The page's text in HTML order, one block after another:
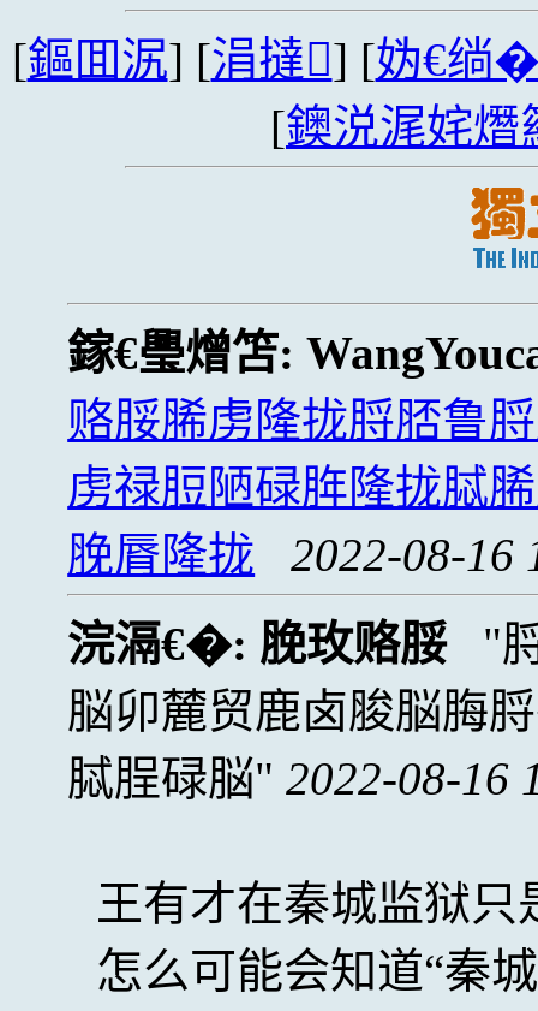
[鏂囬泦] [涓撻] [妫€绱
[鐭涚浘姹熸
鎵€璺熷笘:
赂脮脪虏隆拢脟脴鲁
虏禄脰陋碌脌隆拢脦
脕脣隆拢
2022-08-16
浣滆€�: 脕玫赂脮
脳卯麓贸鹿卤脧脳脢
脦脭碌脳
2022-08-16
王有才在秦城监狱
怎么可能会知道“秦